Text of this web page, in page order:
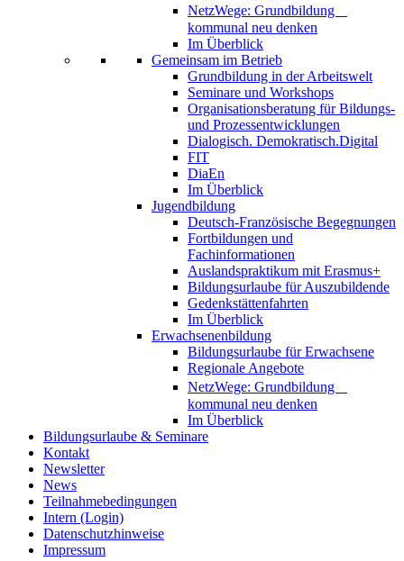
NetzWege: Grundbildung
kommunal neu denken
Im Überblick
Gemeinsam im Betrieb
Grundbildung in der Arbeitswelt
Seminare und Workshops
Organisationsberatung für Bildungs-
und Prozessentwicklungen
Dialogisch. Demokratisch.Digital
FIT
DiaEn
Im Überblick
Jugendbildung
Deutsch-Französische Begegnungen
Fortbildungen und
Fachinformationen
Auslandspraktikum mit Erasmus+
Bildungsurlaube für Auszubildende
Gedenkstättenfahrten
Im Überblick
Erwachsenenbildung
Bildungsurlaube für Erwachsene
Regionale Angebote
NetzWege: Grundbildung
kommunal neu denken
Im Überblick
Bildungsurlaube & Seminare
Kontakt
Newsletter
News
Teilnahmebedingungen
Intern (Login)
Datenschutzhinweise
Impressum